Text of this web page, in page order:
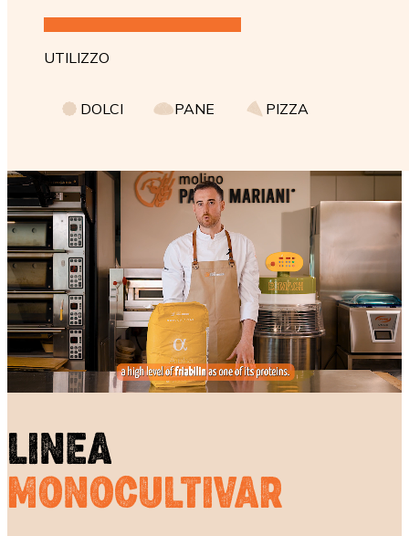
UTILIZZO
DOLCI PANE PIZZA
LINEA
MONOCULTIVAR